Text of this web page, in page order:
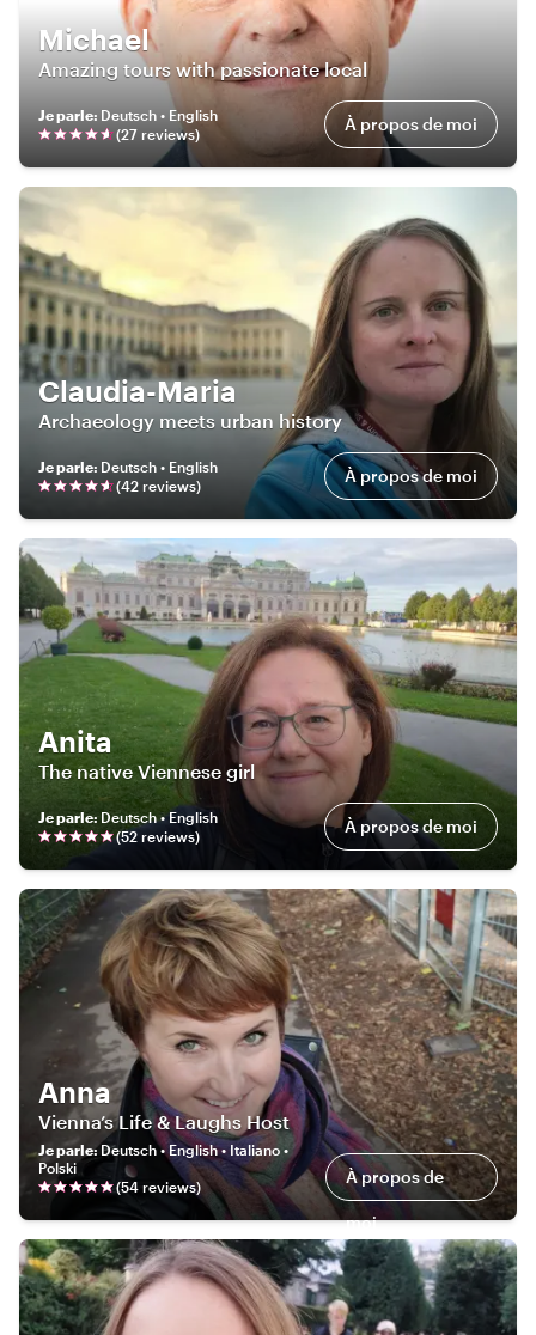
Michael
Amazing tours with passionate local
Je parle: Deutsch • English
(27 reviews) À propos de moi
Claudia-Maria
Archaeology meets urban history
Je parle: Deutsch • English
(42 reviews) À propos de moi
Anita
The native Viennese girl
Je parle: Deutsch • English
(52 reviews) À propos de moi
Anna
Vienna’s Life & Laughs Host
Je parle:Deutsch • English • Italiano •
Polski
(54 reviews) À propos de
moi